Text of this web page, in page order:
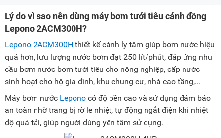
Lý do vì sao nên dùng máy bơm tưới tiêu cánh đồng
Lepono 2ACM300H?
Lepono 2ACM300H thiết kế cánh ly tâm giúp bơm nước hiệu
quả hơn, lưu lượng nước bơm đạt 250 lít/phút, đáp ứng nhu
cầu bơm nước bơm tưới tiêu cho nông nghiệp, cấp nước
sinh hoạt cho hộ gia đình, khu chung cư, nhà cao tầng,...
Máy bơm nước Lepono có độ bền cao và sử dụng đảm bảo
an toàn nhờ trang bị rờ le nhiệt, tự động ngắt điện khi nhiệt
độ quá tải, giúp người dùng yên tâm sử dụng.